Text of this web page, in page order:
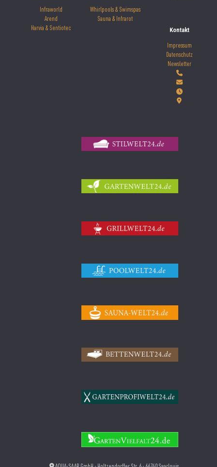
Infraworld
Arend
Harvia & Sentiotec
Whirlpools & Swimspas
Sauna & Infrarot
Kontakt
Impressum
Datenschutz
Newsletter